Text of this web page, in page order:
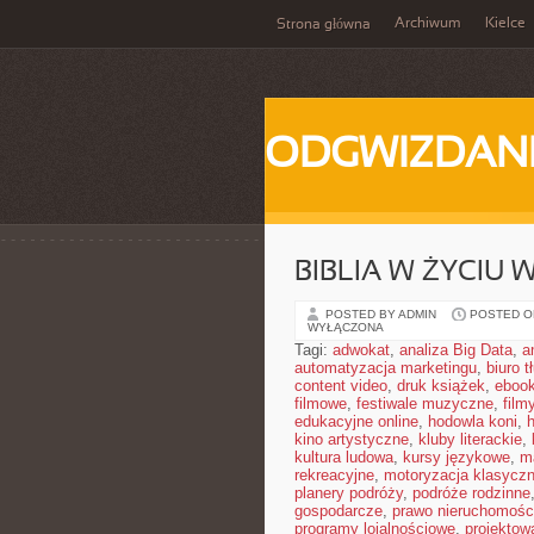
Strona główna Archiwum Kielce
BIBLIA W ŻYCIU
POSTED BY ADMIN POSTED
WYŁĄCZONA
Tagi: adwokat, analiza Big Data,
automatyzacja marketingu, biuro
content video, druk książek,
filmowe, festiwale muzyczne,
edukacyjne online, hodowla koni,
kino artystyczne, kluby literackie,
kultura ludowa, kursy językowe,
rekreacyjne, motoryzacja
planery podróży, podróże rodzinne,
gospodarcze, prawo
programy lojalnościowe,